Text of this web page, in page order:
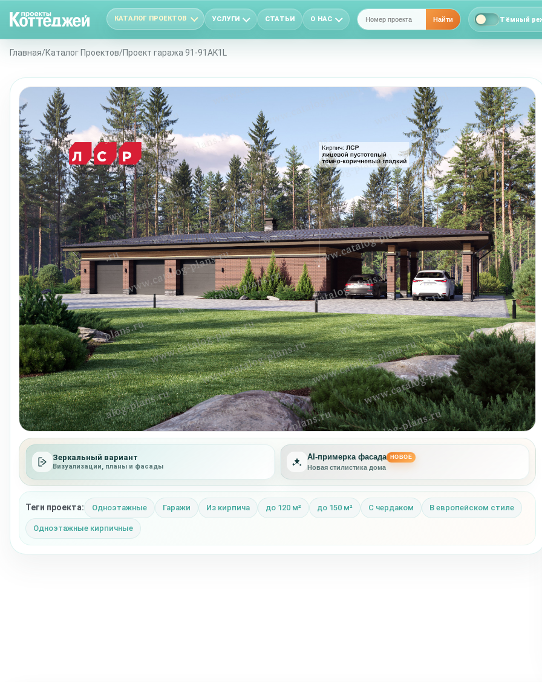
КАТАЛОГ ПРОЕКТОВ УСЛУГИ СТАТЬИ О НАС Найти Тёмный
Главная/Каталог Проектов/Проект гаража 91-91AK1L
Зеркальный вариант
Визуализации, планы и фасады
AI-примерка фасада НОВОЕ
Другая отделка фасада
Теги проекта: Одноэтажные Гаражи Из кирпича до 120 м² до 150 м² С чердаком В европейском стиле
Одноэтажные кирпичные